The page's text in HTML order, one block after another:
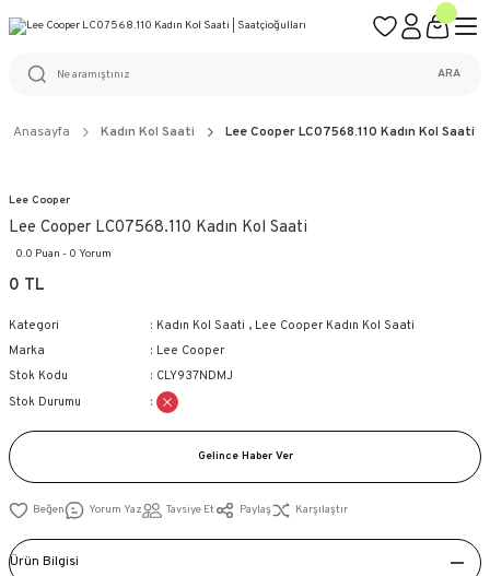
%100 ORİJİNAL ÜRÜN GARANTİSİ
ARA
Anasayfa Kadın Kol Saati Lee Cooper LC07568.110 Kadın Kol Saati
Lee Cooper
Lee Cooper LC07568.110 Kadın Kol Saati
0.0 Puan - 0 Yorum
0 TL
Kategori Kadın Kol Saati , Lee Cooper Kadın Kol Saati
Marka
Lee Cooper
Stok Kodu
CLY937NDMJ
Stok Durumu
Gelince Haber Ver
Yorum Yaz Tavsiye Et Paylaş Karşılaştır
Ürün Bilgisi